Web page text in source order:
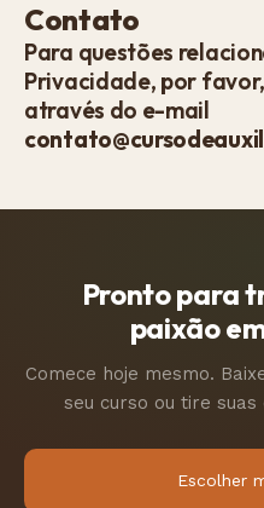
Contato
Para questões
Privacidade, por
através do e-mail
Pronto para
paixão
Comece hoje mesmo.
seu curso ou tire
Escolher